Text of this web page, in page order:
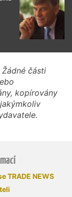
části
kopírovány
TRADE NEWS